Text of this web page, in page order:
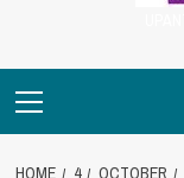
Menu
HOME 4 OCTOBER